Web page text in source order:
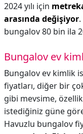
2024 yılı için
arasında değişiyor
bungalov 80 bin ila
Bungalov ev
Bungalov ev kimlik
fiyatları, diğer bir
gibi mevsime,
istediğiniz güne
Havuzlu bungalov